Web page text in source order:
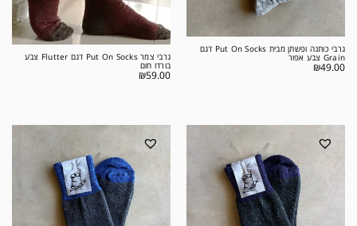
גרבי כותנה ופשתן מבית Put On Socks דגם
Grain צבע אפור
₪49.00
גרבי צמר Put On Socks דגם Flutter צבע
בורדו חום
₪59.00